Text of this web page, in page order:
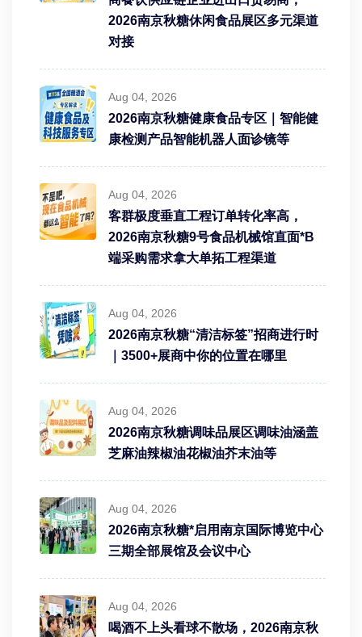
2026南京秋糖休闲食品展区多元渠道
对接
Aug 04, 2026
2026南京秋糖健康食品专区｜智能健
康检测产品智能机器人面诊镜等
Aug 04, 2026
客群极度垂直工程订单转化率高，
2026南京秋糖9号食品机械馆直面*B
端采购需求拿大单拓工程渠道
Aug 04, 2026
2026南京秋糖“清洁标签”招商进行时
｜3500+展商中你的位置在哪里
Aug 04, 2026
2026南京秋糖调味品展区调味油涵盖
芝麻油辣椒油花椒油芥末油等
Aug 04, 2026
2026南京秋糖*启用南京国际博览中心
三期全部展馆及会议中心
Aug 04, 2026
喝酒不上头看球不散场，2026南京秋